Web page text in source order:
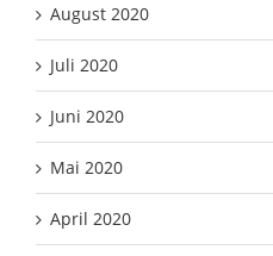
August 2020
Juli 2020
Juni 2020
Mai 2020
April 2020